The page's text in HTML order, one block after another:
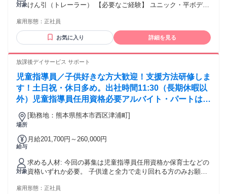
対象けん引（トレーラー） 【必要なご経験】 ユニック・平ボディ
雇用形態： 正社員
お気に入り 詳細を見る
放課後デイサービス サポート
児童指導員／子供好きな方大歓迎！支援方法研修しま
す！土日祝・休日多め。出社時間11:30（長期休暇以
外）児童指導員任用資格必要アルバイト・パートは
13：00～
場所
[勤務地：熊本県熊本市西区津浦町]
給与
月給201,700円～260,000円
対象
求める人材: 今回の募集は児童指導員任用資格か保育士などの
資格いずれか必要。 子供達と全力で走り回れる方のみお願い
か）の参考要件です。 * 4年制大学の社会福祉学、心理学、教
雇用形態： 正社員